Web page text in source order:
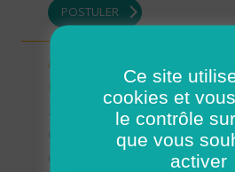
POSTULER
Aide à domicile - CDD Août/
Renan (H/F)
29 - Finistère
Ce site
cookies et
le contrôle
que vous
activer